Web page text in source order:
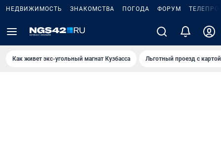
НЕДВИЖИМОСТЬ ЗНАКОМСТВА ПОГОДА ФОРУМ
Как живет экс-угольный магнат Кузбасса Льготный проезд с